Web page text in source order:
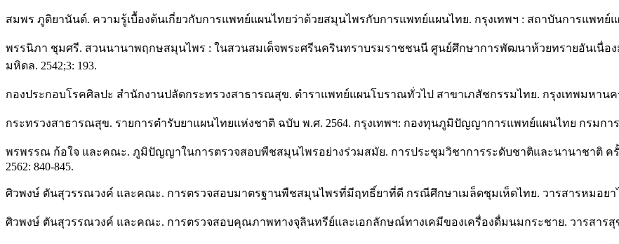
สมพร ภูติยานันต์. ความรู้เบื้องต้นเกี่ยวกับการแพทย์แผนไทยว่าด้วยสมุนไพรกับการแพทย์แผนไทย. กรุงเทพฯ : สถาบันการแพทย์แ
พรรนิภา ชุมศรี. สวนนานาพฤกษสมุนไพร : ในสวนสมเด็จพระศรีนครินทราบรมราชชนนี ศูนย์ศึกษาการพัฒนาห้วยทรายอันเนื่อ
มหิดล. 2542;3: 193.
กองประกอบโรคศิลปะ สำนักงานปลัดกระทรวงสาธารณสุข. ตำราแพทย์แผนโบราณทั่วไป สาขาเภสัชกรรมไทย. กรุงเทพมหานค
กระทรวงสาธารณสุข. รายการตำรับยาแผนไทยแห่งชาติ ฉบับ พ.ศ. 2564. กรุงเทพฯ: กองทุนภูมิปัญญาการแพทย์แผนไทย กรมการ
พรพรรณ ก้อใจ และคณะ. ภูมิปัญญาในการตรวจสอบพืชสมุนไพรอย่างร่วมสมัย. การประชุมวิชาการระดับชาติและนานาชาติ ครั้
2562: 840-845.
ศิวพงษ์ ตันสุวรรณวงค์ และคณะ. การตรวจสอบมาตรฐานพืชสมุนไพรที่มีฤทธิ์ยาที่ดี กรณีศึกษาเมล็ดชุมเห็ดไทย. วารสารหมอยาไท
ศิวพงษ์ ตันสุวรรณวงค์ และคณะ. การตรวจสอบคุณภาพทางจุลินทรีย์และเอกลักษณ์ทางเคมีของเครื่องดื่มนมกระชาย. วารสารสุข